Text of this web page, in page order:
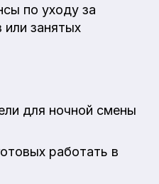
по уходу за
или занятых
для ночной смены
работать в